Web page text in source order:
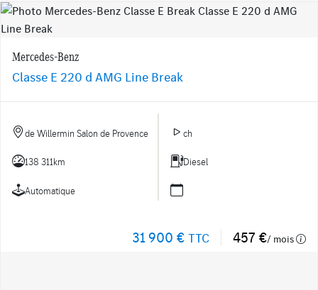
Mercedes-Benz
Classe E 220 d AMG Line Break
de Willermin Salon de Provence ch
138 311km Diesel
Automatique
31 900 € TTC 457 €/ mois